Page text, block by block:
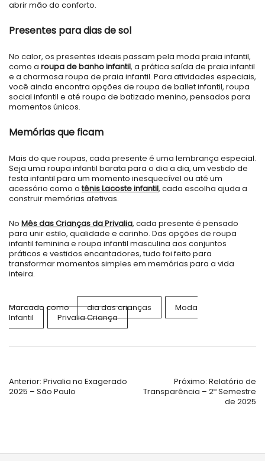
abrir mão do conforto.
Presentes para dias de sol
No calor, os presentes ideais passam pela moda praia infantil,
como a roupa de banho infantil, a prática saída de praia infantil
e a charmosa roupa de praia infantil. Para atividades especiais,
você ainda encontra opções de roupa de ballet infantil, roupa
social infantil e até roupa de batizado menino, pensados para
momentos únicos.
Memórias que ficam
Mais do que roupas, cada presente é uma lembrança especial.
Seja uma roupa infantil barata para o dia a dia, um vestido de
festa infantil para um momento inesquecível ou até um
acessório como otênis Lacoste infantil, cada escolha ajuda a
construir memórias afetivas.
No Mês das Crianças da Privalia, cada presente é pensado
para unir estilo, qualidade e carinho. Das opções de roupa
infantil feminina e roupa infantil masculina aos conjuntos
práticos e vestidos encantadores, tudo foi feito para
transformar momentos simples em memórias para a vida
inteira.
Marcado como dia das crianças
Moda
Infantil
Privalia Criança
Navegação
Anterior: Privalia no Exagerado
2025 – São Paulo
Próximo: Relatório de
Transparência – 2º Semestre
de 2025